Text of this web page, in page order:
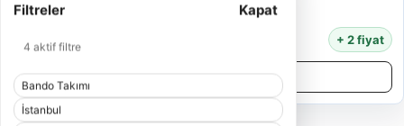
Filtreler Kapat
4 aktif filtre
Bando Takımı
İstanbul
55 Dakika
14.000 TL + 2 fiyat